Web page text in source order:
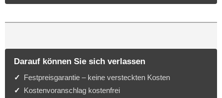
Darauf können Sie sich verlassen
Festpreisgarantie – keine versteckten Kosten
Kostenvoranschlag kostenfrei